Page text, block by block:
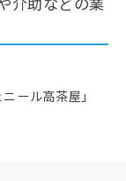
ール高茶屋」